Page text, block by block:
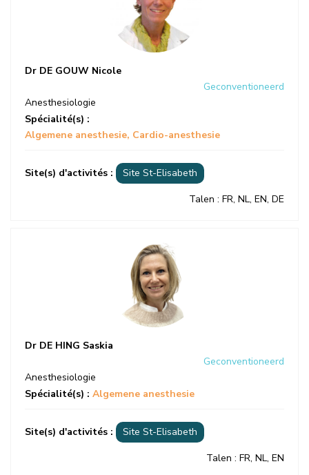
Dr DE GOUW Nicole
Geconventioneerd
Anesthesiologie
Spécialité(s) :
Algemene anesthesie Cardio-anesthesie
Site(s) d'activités :
Site St-Elisabeth
Talen : FR, NL, EN, DE
Dr DE HING Saskia
Geconventioneerd
Anesthesiologie
Spécialité(s) : Algemene anesthesie
Site(s) d'activités :
Site St-Elisabeth
Talen : FR, NL, EN